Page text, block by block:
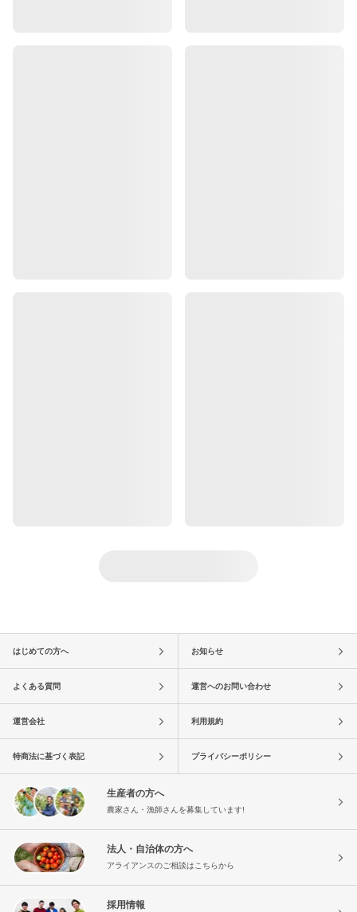
はじめての方へ お知らせ
よくある質問 運営へのお問い合わせ
運営会社 利用規約
特商法に基づく表記 プライバシーポリシー
生産者の方へ
農家さん・漁師さんを募集しています!
法人・自治体の方へ
アライアンスのご相談はこちらから
採用情報